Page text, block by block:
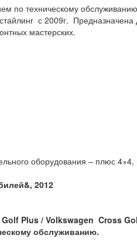
по техническому
с 2009г. Предназначена
мастерских.
оборудования – плюс
2012
Golf Plus / Volkswagen Cross
обслуживанию.